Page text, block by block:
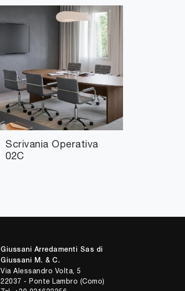
Scrivania Operativa
02C
Giussani Arredamenti Sas di
Giussani M. & C.
Via Alessandro Volta, 5
22037 - Ponte Lambro (Como)